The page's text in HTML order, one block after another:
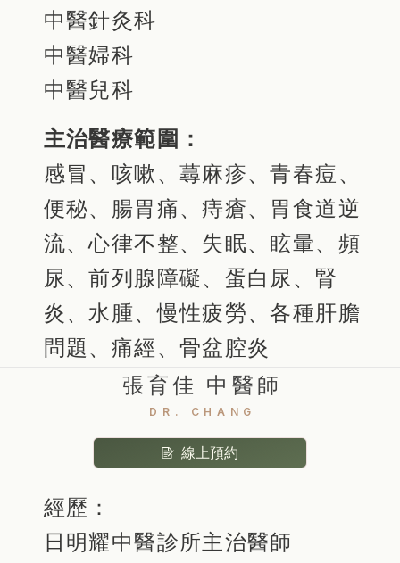
中醫針灸科
中醫婦科
中醫兒科
主治醫療範圍：
感冒、咳嗽、蕁麻疹、青春痘、
便秘、腸胃痛、痔瘡、胃食道逆
流、心律不整、失眠、眩暈、頻
尿、前列腺障礙、蛋白尿、腎
炎、水腫、慢性疲勞、各種肝膽
問題、痛經、骨盆腔炎
張育佳 中醫師
DR. CHANG
線上預約
經歷：
日明耀中醫診所主治醫師